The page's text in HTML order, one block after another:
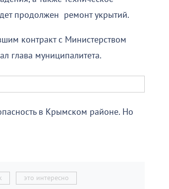
продолжен ремонт укрытий.
контракт с Министерством
глава муниципалитета.
в Крымском районе. Но
это интересно